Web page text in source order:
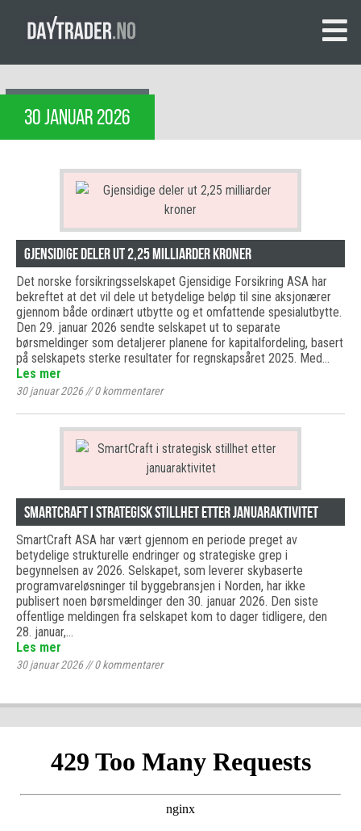
30 JANUAR 2026
Gjensidige deler ut 2,25 milliarder kroner
Det norske forsikringsselskapet Gjensidige Forsikring ASA har
bekreftet at det vil dele ut betydelige beløp til sine aksjonærer
gjennom både ordinært utbytte og et omfattende spesialutbytte.
Den 29. januar 2026 sendte selskapet ut to separate
børsmeldinger som detaljerer planene for kapitalfordeling, basert
på selskapets sterke resultater for regnskapsåret 2025. Med…
Les mer
30 januar 2026//0kommentarer
SmartCraft i strategisk stillhet etter januaraktivitet
SmartCraft ASA har vært gjennom en periode preget av
betydelige strukturelle endringer og strategiske grep i
begynnelsen av 2026. Selskapet, som leverer skybaserte
programvareløsninger til byggebransjen i Norden, har ikke
publisert noen børsmeldinger den 30. januar 2026. Den siste
offentlige meldingen fra selskapet kom to dager tidligere, den
28. januar,…
Les mer
30 januar 2026//0kommentarer